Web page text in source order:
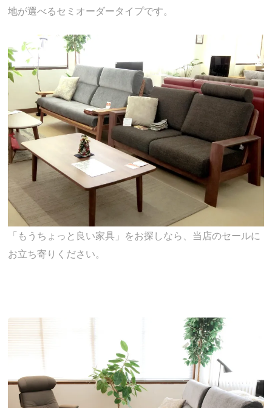
地が選べるセミオーダータイプです。
「もうちょっと良い家具」をお探しなら、当店のセールに
お立ち寄りください。